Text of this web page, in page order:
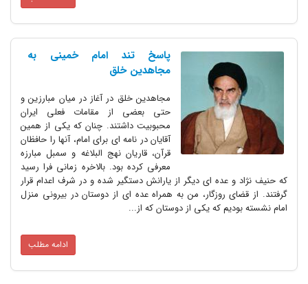
پاسخ تند امام خمینی به
مجاهدین خلق
مجاهدین خلق در آغاز در میان مبارزین و
حتی بعضی از مقامات فعلی ایران
محبوبیت داشتند. چنان که یکی از همین
آقایان در نامه ای برای امام، آنها را حافظان
قرآن، قاریان نهج البلاغه و سمبل مبارزه
معرفی کرده بود. بالاخره زمانی فرا رسید
که حنیف نژاد و عده ای دیگر از یارانش دستگیر شده و در شرف اعدام قرار
گرفتند. از قضای روزگار، من به همراه عده ای از دوستان در بیرونی منزل
امام نشسته بودیم که یکی از دوستان که از...
ادامه مطلب